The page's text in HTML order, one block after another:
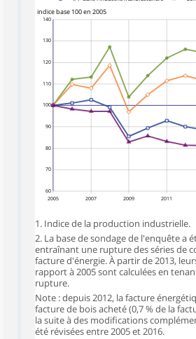
100
110
120
130
140
90
80
70
60
indice base 100 en 2005
2005 2007 2009 2011
1. Indice de la production industrielle.
2. La base de sondage de l'enquête a
entraînant une rupture des séries de
facture d'énergie. À partir de 2013,
rapport à 2005 sont calculées en
rupture.
Note : depuis 2012, la facture
facture de bois acheté (0,7 % de la
la suite à des modifications
été révisées entre 2005 et 2016.